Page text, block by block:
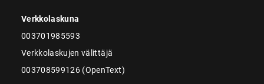
Verkkolaskuna
003701985593
Verkkolaskujen välittäjä
003708599126 (OpenText)